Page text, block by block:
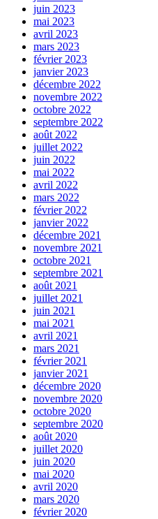
juin 2023
mai 2023
avril 2023
mars 2023
février 2023
janvier 2023
décembre 2022
novembre 2022
octobre 2022
septembre 2022
août 2022
juillet 2022
juin 2022
mai 2022
avril 2022
mars 2022
février 2022
janvier 2022
décembre 2021
novembre 2021
octobre 2021
septembre 2021
août 2021
juillet 2021
juin 2021
mai 2021
avril 2021
mars 2021
février 2021
janvier 2021
décembre 2020
novembre 2020
octobre 2020
septembre 2020
août 2020
juillet 2020
juin 2020
mai 2020
avril 2020
mars 2020
février 2020